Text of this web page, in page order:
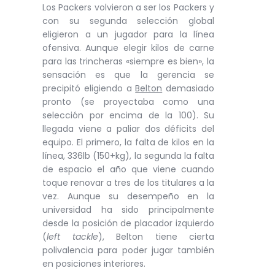
Los Packers volvieron a ser los Packers y
con su segunda selección global
eligieron a un jugador para la línea
ofensiva. Aunque elegir kilos de carne
para las trincheras «siempre es bien», la
sensación es que la gerencia se
precipitó eligiendo aBelton demasiado
pronto (se proyectaba como una
selección por encima de la 100). Su
llegada viene a paliar dos déficits del
equipo. El primero, la falta de kilos en la
línea, 336lb (150+kg), la segunda la falta
de espacio el año que viene cuando
toque renovar a tres de los titulares a la
vez. Aunque su desempeño en la
universidad ha sido principalmente
desde la posición de placador izquierdo
(left tackle), Belton tiene cierta
polivalencia para poder jugar también
en posiciones interiores.